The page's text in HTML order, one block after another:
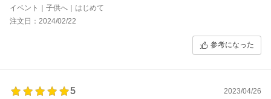
並べて飾ると、とても素敵です！
イベント｜子供へ｜はじめて
注文日：2024/02/22
参考になった
5
2023/04/26